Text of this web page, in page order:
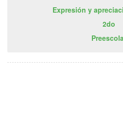
Expresión y
2do